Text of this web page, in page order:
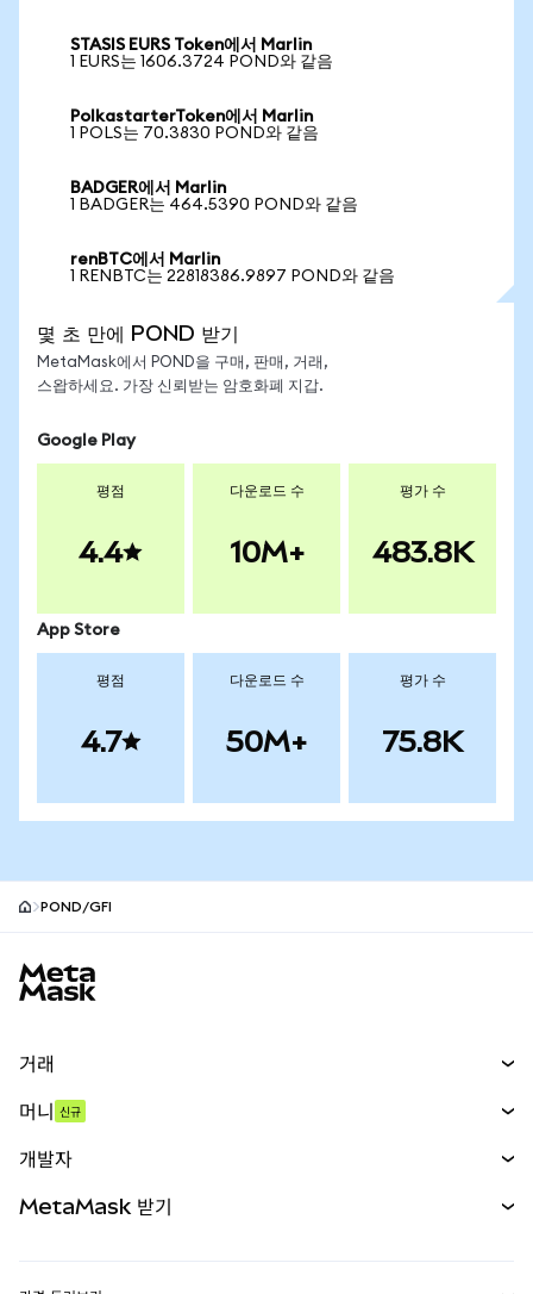
STASIS EURS Token에서 Marlin
1 EURS는 1606.3724 POND와 같음
PolkastarterToken에서 Marlin
1 POLS는 70.3830 POND와 같음
BADGER에서 Marlin
1 BADGER는 464.5390 POND와 같음
renBTC에서 Marlin
1 RENBTC는 22818386.9897 POND와 같음
몇 초 만에 POND 받기
MetaMask에서 POND을 구매, 판매, 거래,
스왑하세요. 가장 신뢰받는 암호화폐 지갑.
Google Play
평점
4.4
다운로드 수
10M+
평가 수
483.8K
App Store
평점
4.7
다운로드 수
50M+
평가 수
75.8K
POND/GFI
거래
무기한 선물
실물자산
머니 신규
개발자
MetaMask 받기